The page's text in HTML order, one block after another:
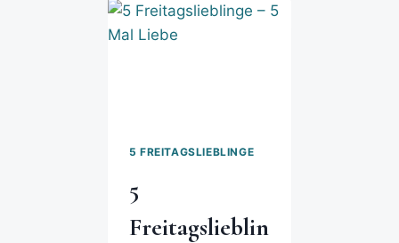
5 FREITAGSLIEBLINGE
5
Freitagslieblin